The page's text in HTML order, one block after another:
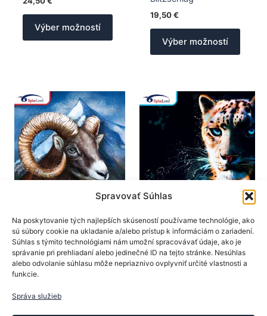
Spravovať Súhlas
Na poskytovanie tých najlepších skúseností používame technológie, ako
sú súbory cookie na ukladanie a/alebo prístup k informáciám o zariadení.
Súhlas s týmito technológiami nám umožní spracovávať údaje, ako je
správanie pri prehliadaní alebo jedinečné ID na tejto stránke. Nesúhlas
alebo odvolanie súhlasu môže nepriaznivo ovplyvniť určité vlastnosti a
funkcie.
Správa služieb
Výber možností
Tento
si
môžete
vybrať
na
stránke
produktu.
19,50€
Výber možností
Tento
si
na
Poťahy na rakety
SpinLord poťah
Gipfelsturm OX
19,90
Poťahy na rakety
SpinLord poťah Irbis II
23,50€